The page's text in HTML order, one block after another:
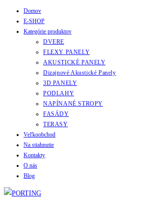
Domov
E-SHOP
Kategórie produktov
DVERE
FLEXY PANELY
AKUSTICKÉ PANELY
Dizajnové Akustické Panely
3D PANELY
PODLAHY
NAPÍNANÉ STROPY
FASÁDY
TERASY
Veľkoobchod
Na stiahnutie
Kontakty
O nás
Blog